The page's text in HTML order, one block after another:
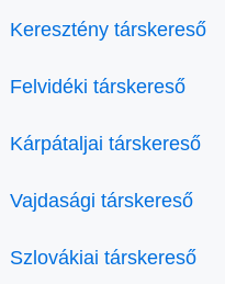
Keresztény társkereső
Felvidéki társkereső
Kárpátaljai társkereső
Vajdasági társkereső
Szlovákiai társkereső